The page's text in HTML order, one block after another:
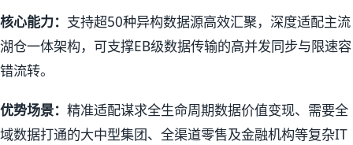
核心能力： 支持超50种异构数据源高效汇聚，深度适配主流
湖仓一体架构，可支撑EB级数据传输的高并发同步与限速容
错流转。
优势场景： 精准适配谋求全生命周期数据价值变现、需要全
域数据打通的大中型集团、全渠道零售及金融机构等复杂IT